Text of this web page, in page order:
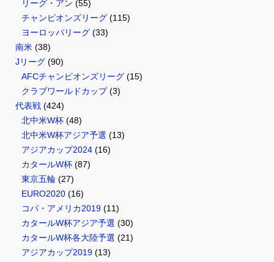
リーグ・アン (55)
チャンピオンズリーグ (115)
ヨーロッパリーグ (33)
南米 (38)
Jリーグ (90)
AFCチャンピオンズリーグ (15)
クラブワールドカップ(3)
代表戦 (424)
北中米W杯 (48)
北中米W杯アジア予選 (13)
アジアカップ2024 (16)
カタールW杯 (87)
東京五輪 (27)
EURO2020 (16)
コパ・アメリカ2019 (11)
カタールW杯アジア予選 (30)
カタールW杯各大陸予選 (21)
アジアカップ2019 (13)